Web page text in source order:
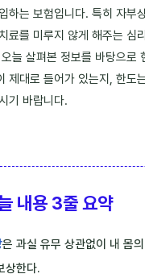
하는 보험입니다. 특히 자부
료를 미루지 않게 해주는 심
늘 살펴본 정보를 바탕으로
제대로 들어가 있는지, 한도
기 바랍니다.
내용 3줄 요약
은 과실 유무 상관없이 내 몸
상한다.